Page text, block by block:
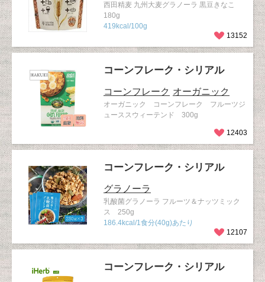
西田精麦 九州大麦グラノーラ 黒豆きなこ
180g
419kcal/100g
13152
コーンフレーク・シリアル
コーンフレーク オーガニック
オーガニック コーンフレーク フルーツジ
ューススウィーテンド 300g
12403
コーンフレーク・シリアル
グラノーラ
乳酸菌グラノーラ フルーツ＆ナッツミック
ス 250g
186.4kcal/1食分(40g)あたり
12107
コーンフレーク・シリアル